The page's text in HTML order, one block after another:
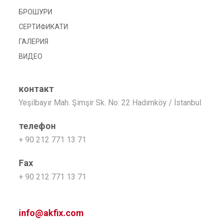
БРОШУРИ
СЕРТИФИКАТИ
ГАЛЕРИЯ
ВИДЕО
контакт
Yeşilbayır Mah. Şimşir Sk. No: 22 Hadımköy / İstanbul
телефон
+ 90 212 771 13 71
Fax
+ 90 212 771 13 71
info@akfix.com